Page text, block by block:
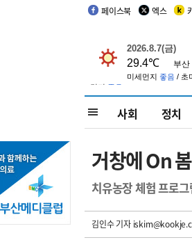
페이스북 엑스
사회 정치
거창에 On
치유농장 체험 프로
김인수 기자